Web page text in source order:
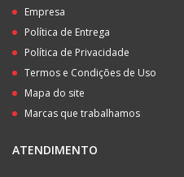
Empresa
Política de Entrega
Política de Privacidade
Termos e Condições de Uso
Mapa do site
Marcas que trabalhamos
ATENDIMENTO